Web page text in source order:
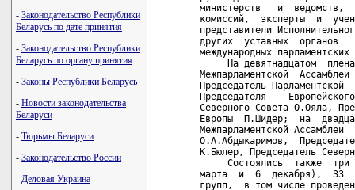
- Законодательство Республики
Беларусь по дате принятия
- Законодательство Республики
Беларусь по органу принятия
- Законы Республики Беларусь
- Новости законодательства
Беларуси
- Тюрьмы Беларуси
- Законодательство России
- Деловая Украина